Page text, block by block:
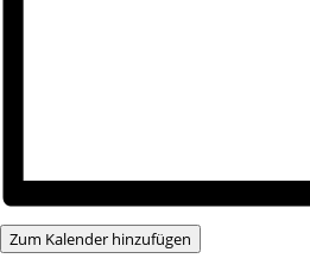
Zum Kalender hinzufügen